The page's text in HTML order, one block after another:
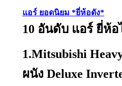
แอร์ ยอดนิยม *ยี่ห้อดัง*
10 อันดับ แอร์ ยี่ห้
1.Mitsubishi
ผนัง Deluxe